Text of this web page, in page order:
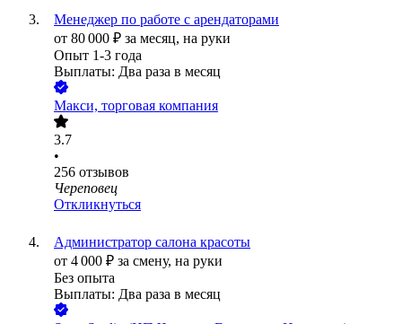
Менеджер по работе с арендаторами
от 80 000 ₽ за месяц, на руки
Опыт 1-3 года
Выплаты: Два раза в месяц
Макси, торговая компания
3.7
•
256 отзывов
Череповец
Откликнуться
Администратор салона красоты
от 4 000 ₽ за смену, на руки
Без опыта
Выплаты: Два раза в месяц